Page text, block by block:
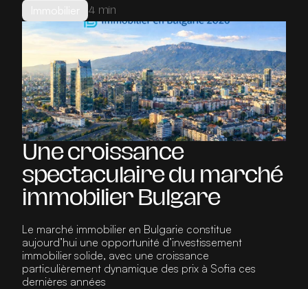
4 min
Une croissance
spectaculaire du marché
immobilier Bulgare
Le marché immobilier en Bulgarie constitue
aujourd’hui une opportunité d’investissement
immobilier solide, avec une croissance
particulièrement dynamique des prix à Sofia ces
dernières années